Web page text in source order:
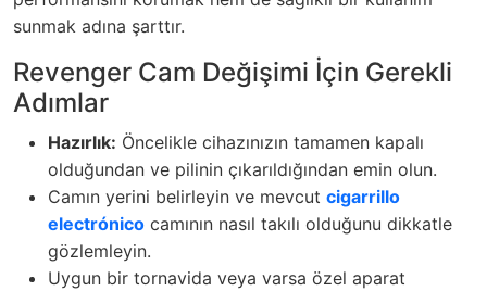
sunmak adına şarttır.
Revenger Cam Değişimi İçin Gerekli
Adımlar
Hazırlık: Öncelikle cihazınızın tamamen kapalı
olduğundan ve pilinin çıkarıldığından emin olun.
Camın yerini belirleyin ve mevcut cigarrillo
electrónico camının nasıl takılı olduğunu dikkatle
gözlemleyin.
Uygun bir tornavida veya varsa özel aparat